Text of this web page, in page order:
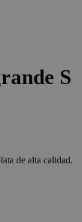
S
de alta calidad.